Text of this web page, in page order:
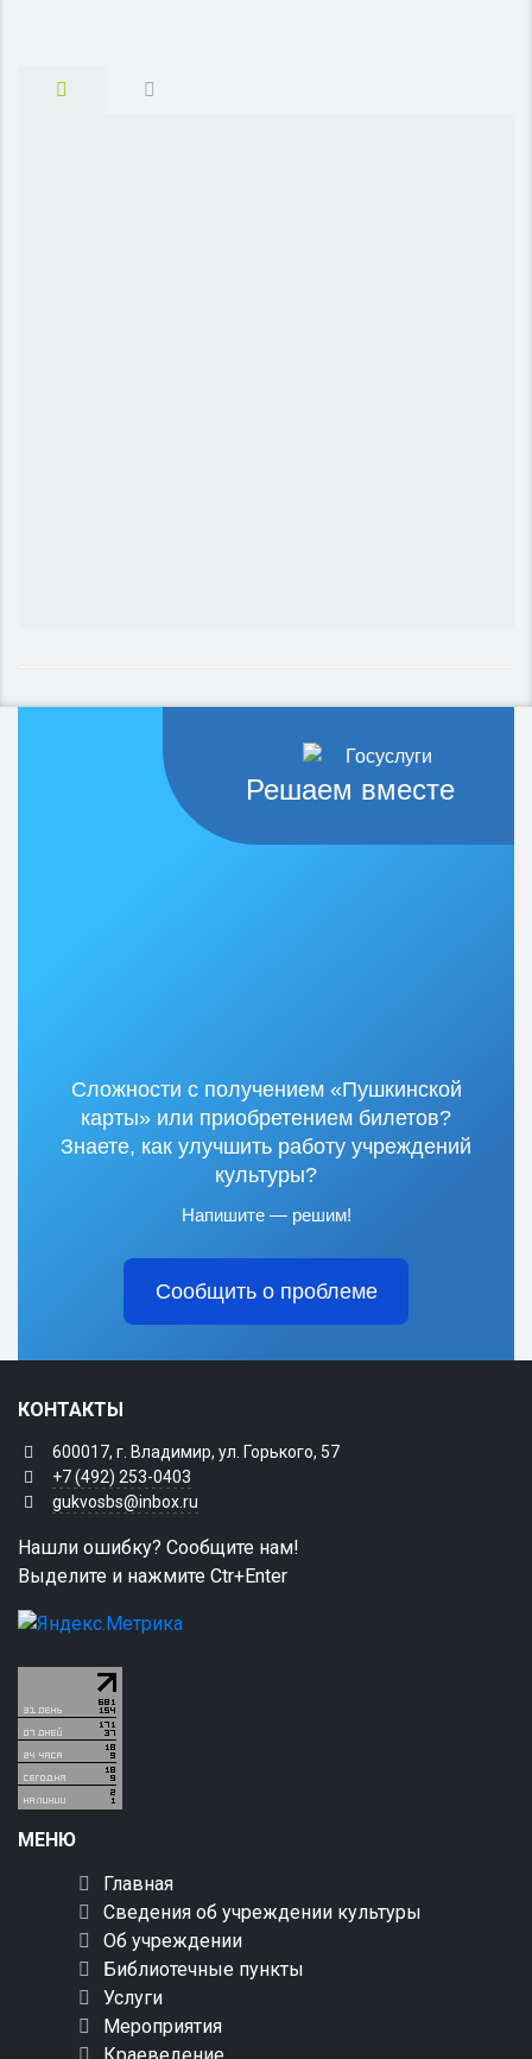
Решаем вместе
Сложности с получением «Пушкинской
карты» или приобретением билетов?
Знаете, как улучшить работу учреждений
культуры?
Напишите — решим!
Сообщить о проблеме
КОНТАКТЫ
600017, г. Владимир, ул. Горького, 57
+7 (492) 253-0403
gukvosbs@inbox.ru
Нашли ошибку? Сообщите нам!
Выделите и нажмите Ctr+Enter
МЕНЮ
Главная
Сведения об учреждении культуры
Об учреждении
Библиотечные пункты
Услуги
Мероприятия